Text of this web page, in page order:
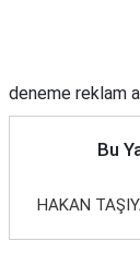
deneme reklam
Bu
HAKAN